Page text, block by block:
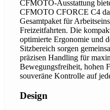
CFMOTO-Ausstattung
CFMOTO CFORCE C4
Gesamtpaket für
Freizeitfahrten. Die
optimierte Ergonomie und
Sitzbereich sorgen
präzisen Handling für
Bewegungsfreiheit, hohen
souveräne Kontrolle auf
Design